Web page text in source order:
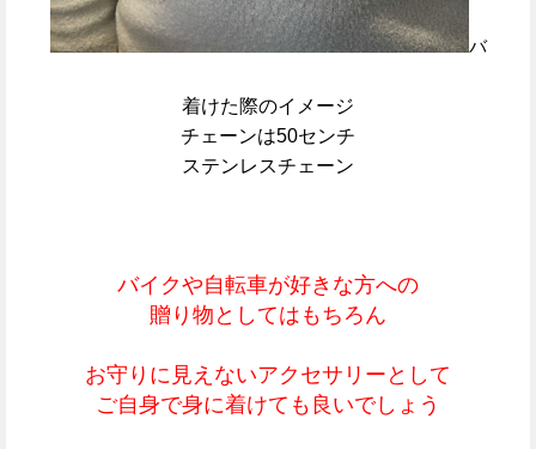
バ
着けた際のイメージ
チェーンは50センチ
ステンレスチェーン
バイクや自転車が好きな方への
贈り物としてはもちろん
お守りに見えないアクセサリーとして
ご自身で身に着けても良いでしょう